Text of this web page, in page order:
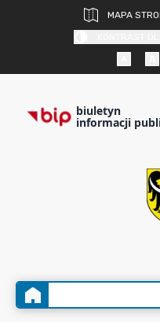
MAPA
biuletyn
informacji